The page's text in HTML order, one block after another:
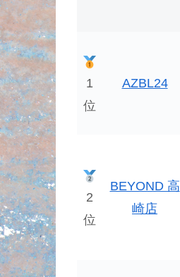
1
位
AZBL24
2
位
BEYOND 高
崎店